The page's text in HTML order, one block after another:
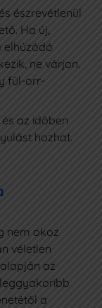
észrevétlenül
Ha új,
elhúzódó
ne várjon.
fül-orr-
az időben
hozhat.
nem okoz
véletlen
az
a